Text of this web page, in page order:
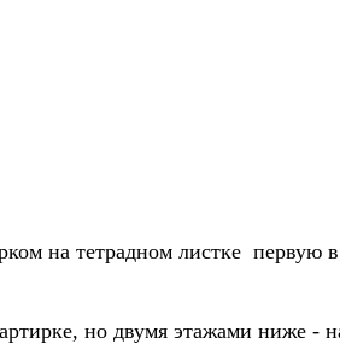
на тетрадном листке первую
но двумя этажами ниже -